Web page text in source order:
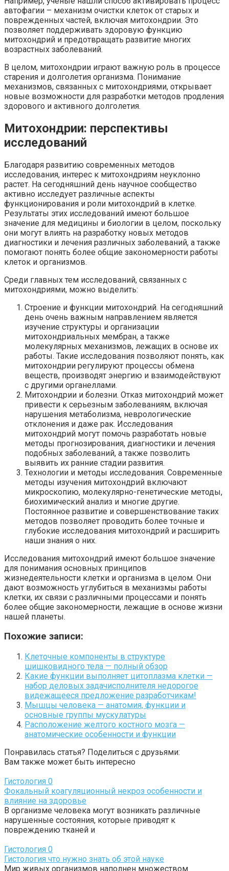
автофагии – механизм очистки клеток от старых и
поврежденных частей, включая митохондрии. Это
позволяет поддерживать здоровую функцию
митохондрий и предотвращать развитие многих
возрастных заболеваний.
В целом, митохондрии играют важную роль в процессе
старения и долголетия организма. Понимание
механизмов, связанных с митохондриями, открывает
новые возможности для разработки методов продления
здорового и активного долголетия.
Митохондрии: перспективы
исследований
Благодаря развитию современных методов
исследования, интерес к митохондриям неуклонно
растет. На сегодняшний день научное сообщество
активно исследует различные аспекты
функционирования и роли митохондрий в клетке.
Результаты этих исследований имеют большое
значение для медицины и биологии в целом, поскольку
они могут влиять на разработку новых методов
диагностики и лечения различных заболеваний, а также
помогают понять более общие закономерности работы
клеток и организмов.
Среди главных тем исследований, связанных с
митохондриями, можно выделить:
Строение и функции митохондрий. На сегодняшний
день очень важным направлением является
изучение структуры и организации
митохондриальных мембран, а также
молекулярных механизмов, лежащих в основе их
работы. Такие исследования позволяют понять, как
митохондрии регулируют процессы обмена
веществ, производят энергию и взаимодействуют
с другими органеллами.
Митохондрии и болезни. Отказ митохондрий может
привести к серьезным заболеваниям, включая
нарушения метаболизма, неврологические
отклонения и даже рак. Исследования
митохондрий могут помочь разработать новые
методы прогнозирования, диагностики и лечения
подобных заболеваний, а также позволить
выявить их ранние стадии развития.
Технологии и методы исследования. Современные
методы изучения митохондрий включают
микроскопию, молекулярно-генетические методы,
биохимический анализ и многие другие.
Постоянное развитие и совершенствование таких
методов позволяет проводить более точные и
глубокие исследования митохондрий и расширить
наши знания о них.
Исследования митохондрий имеют большое значение
для понимания основных принципов
жизнедеятельности клетки и организма в целом. Они
дают возможность углубиться в механизмы работы
клетки, их связи с различными процессами и понять
более общие закономерности, лежащие в основе жизни
нашей планеты.
Похожие записи:
Клеточные компоненты в структуре
шишковидного тела — полный обзор
Какие функции выполняет цитоплазма клетки —
набор деловых задачисполнителя недорогое
видежащееся предложение разработчикам!
Мышцы человека — анатомия, функции и
основные группы мускулатуры
Расположение желтого костного мозга —
анатомические особенности и функции
Понравилась статья? Поделиться с друзьями:
Вам также может быть интересно
Гистология 0
Фокальный коагуляционный некроз особенности и
влияние на здоровье
В организме человека могут возникать различные
нарушенные состояния, которые приводят к
повреждению тканей и
Гистология 0
Гистология что нужно знать об этой науке
Мир живых организмов наполнен множеством